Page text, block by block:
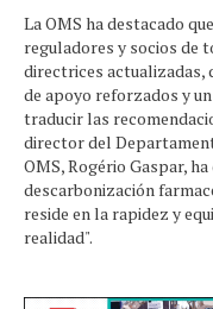
La OMS ha destacado
reguladores y socios de
directrices actualizadas,
de apoyo reforzados y
traducir las
director del
OMS, Rogério Gaspar,
descarbonización
reside en la rapidez y
realidad".